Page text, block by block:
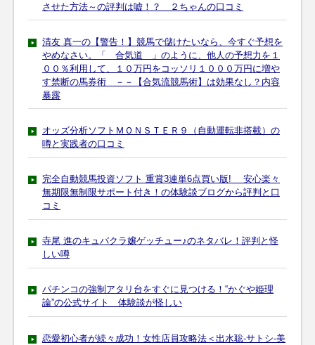
させた方法～の評判は嘘！？ ２ちゃんの口コミ
清友 真一の【警告！】競馬で儲けたいなら、今すぐ予想を
やめなさい。「 合気道 」のように、他人の予想力を１
００％利用して、１０万円をコッソリ１０００万円に増や
す禁断の馬券術 －－【合気流競馬術】は効果なし？内容
暴露
オッズ分析ソフトＭＯＮＳＴＥＲ９（自動運転非搭載）の
噂と実践者の口コミ
完全自動競馬投資ソフト 重賞3連単6点買い版! 安心楽々
無期限無制限サポート付き！の体験談ブログから評判と口
コミ
寺尾 進のキュバクラ嬢ゲッチュー♪のネタバレ！評判と怪
しい噂
パチンコの強制アタリ台をすぐに見つける！“かぐや姫理
論”の公式サイト 体験談が怪しい
恋愛初心者が続々成功！女性店員攻略法＜出水聡-サトシ-美